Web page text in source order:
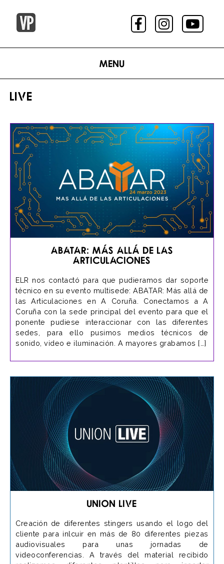
Menu
LIVE
ABATAR: Más allá de las
Articulaciones
ELR nos contactó para que pudieramos dar soporte
técnico en su evento multisede: ABATAR: Más allá de
las Articulaciones en A Coruña. Conectamos a A
Coruña con la sede principal del evento para que el
ponente pudiese interaccionar con las diferentes
sedes, para ello pusimos medios técnicos de
sonido, video e iluminación. A mayores grabamos […]
Union Live
Creación de diferentes stingers usando el logo del
cliente para inlcuir en más de 80 diferentes piezas
audiovisuales para unas jornadas de
videoconferencias. A través del material recibido